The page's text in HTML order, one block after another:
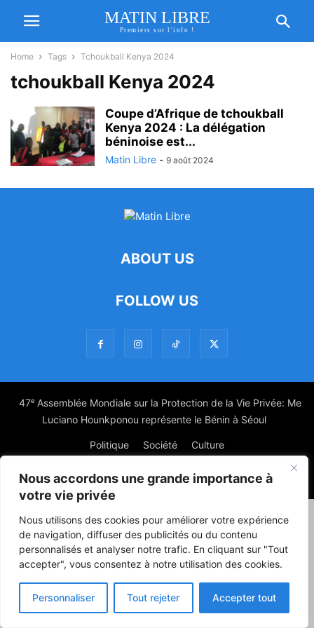
Nous accordons une grande importance à
votre vie privée
Nous utilisons des cookies pour améliorer votre expérience
de navigation, diffuser des publicités ou du contenu
personnalisés et analyser notre trafic. En cliquant sur "Tout
accepter", vous consentez à notre utilisation des cookies.
Personnaliser Tout rejeter Accepter tout
MATIN LIBRE
Premiers sur l'info !
Home Tags Tchoukball Kenya 2024
tchoukball Kenya 2024
Coupe d’Afrique de tchoukball
Kenya 2024 : La délégation
béninoise est...
Matin Libre - 9 août 2024
ABOUT US
FOLLOW US
47ᵉ Assemblée Mondiale sur la Protection de la Vie Privée: Me
Luciano Hounkponou représente le Bénin à Séoul
Politique Société Culture
© Powered by digitXplus Francophone